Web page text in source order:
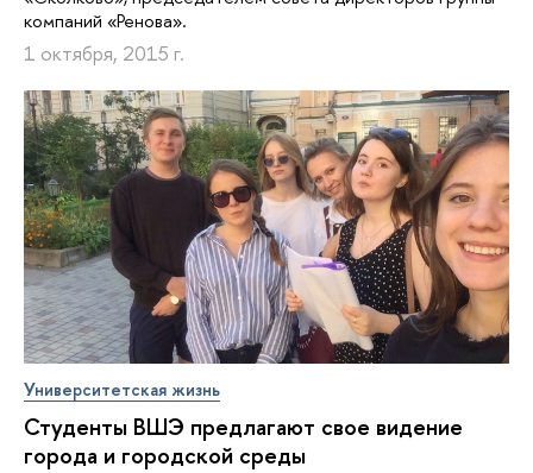
компаний «Ренова».
1 октября, 2015 г.
Университетская жизнь
Студенты ВШЭ предлагают свое видение
города и городской среды